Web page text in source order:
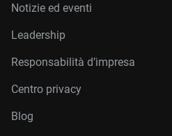
Notizie ed eventi
Leadership
Responsabilità d’impresa
Centro privacy
Blog